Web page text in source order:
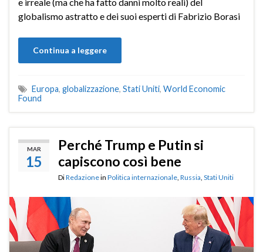
e irreale (ma che ha fatto danni molto reali) del
globalismo astratto e dei suoi esperti di Fabrizio Borasi
Continua a leggere
Europa, globalizzazione, Stati Uniti, World Economic
Found
MAR
15
Perché Trump e Putin si
capiscono così bene
DiRedazionein Politica internazionale, Russia, Stati Uniti